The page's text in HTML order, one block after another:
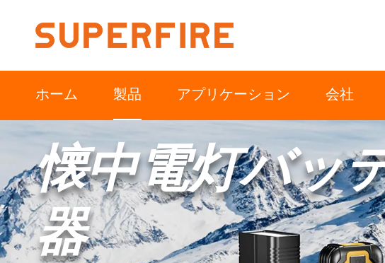
ホーム 製品 アプリケーション 会社
懐中電灯バッ
器